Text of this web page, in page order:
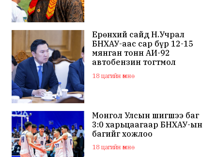
Ерөнхий сайд Н.Учрал
БНХАУ-аас сар бүр 12-15
мянган тонн АИ-92
автобензин тогтмол
нийлүүлэх хүсэлт тавилаа
18 цагийн өмнө
Монгол Улсын шигшээ баг
3:0 харьцаагаар БНХАУ-ын
багийг хожлоо
18 цагийн өмнө